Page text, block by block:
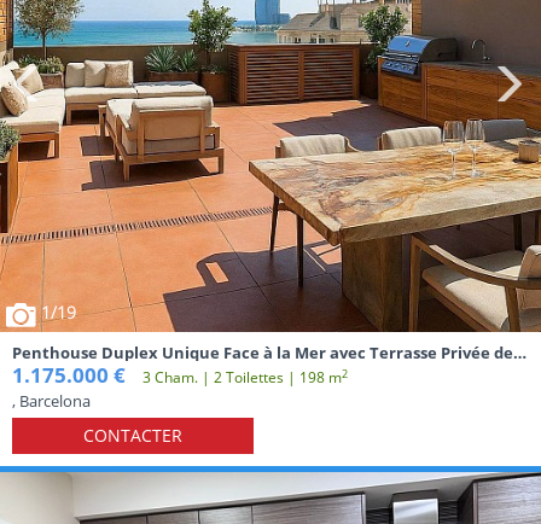
1/19
Penthouse Duplex Unique Face à la Mer avec Terrasse Privée de
90 m² et Vues Spectaculaires à Diagonal Mar
1.175.000 € 3 Cham. | 2 Toilettes | 198 m2
, Barcelona
CONTACTER